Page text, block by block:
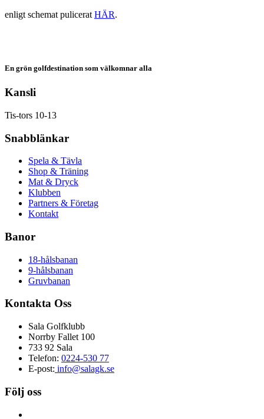
enligt schemat pulicerat HÄR.
En grön golfdestination som välkomnar alla
Kansli
Tis-tors 10-13
Snabblänkar
Spela & Tävla
Shop & Träning
Mat & Dryck
Klubben
Partners & Företag
Kontakt
Banor
18-hålsbanan
9-hålsbanan
Gruvbanan
Kontakta Oss
Sala Golfklubb
Norrby Fallet 100
733 92 Sala
Telefon: 0224-530 77
E-post: info@salagk.se
Följ oss